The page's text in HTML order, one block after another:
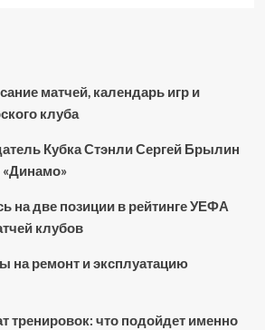
матчей, календарь игр и
клуба
Кубка Стэнли Сергей Брылин
«Динамо»
на две позиции в рейтинге УЕФА
клубов
на ремонт и эксплуатацию
тренировок: что подойдет именно